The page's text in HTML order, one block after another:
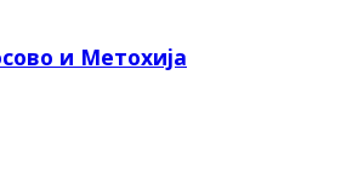
и Метохија